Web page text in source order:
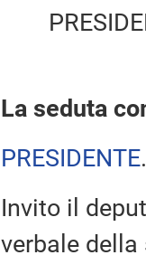
La seduta
PRESIDENTE
Invito il
verbale della